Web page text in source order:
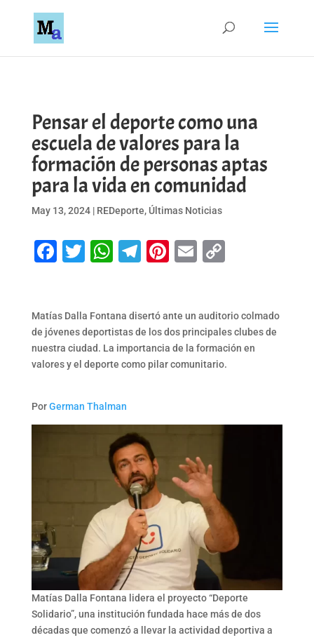
Pensar el deporte como una
escuela de valores para la
formación de personas aptas
para la vida en comunidad
May 13, 2024| REDeporte, Últimas Noticias
Facebook
Twitter
WhatsApp
Telegram
Pinterest
EmailCopy
Matías Dalla Fontana disertó ante un auditorio colmado
de jóvenes deportistas de los dos principales clubes de
nuestra ciudad. La importancia de la formación en
valores y el deporte como pilar comunitario.
PorGerman Thalman
Matías Dalla Fontana lidera el proyecto “Deporte
Solidario”, una institución fundada hace más de dos
décadas que comenzó a llevar la actividad deportiva a